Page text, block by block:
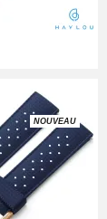
NOUVEAU